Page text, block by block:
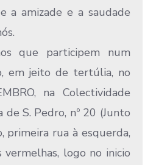
a amizade e a saudade
que participem num
em jeito de tertúlia, no
na Colectividade
de S. Pedro, nº 20 (Junto
primeira rua à esquerda,
logo no inicio